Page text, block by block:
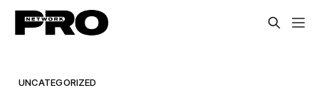
UNCATEGORIZED